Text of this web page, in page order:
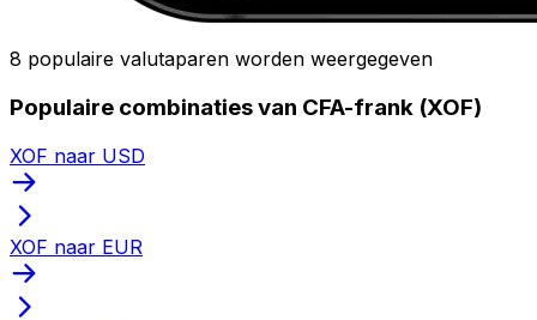
8 populaire valutaparen worden weergegeven
Populaire combinaties van CFA-frank (XOF)
XOF naar USD
XOF naar EUR